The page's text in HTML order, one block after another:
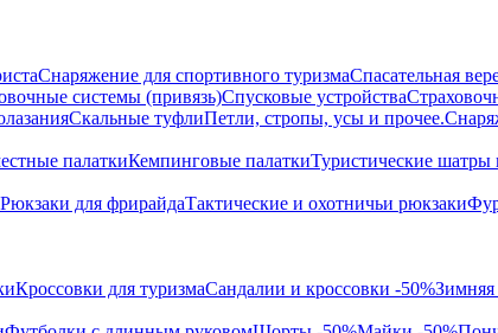
Снаряжение для спортивного туризмаСпасательная
системы (привязь)Спусковые устройства
Скальные туфлиПетли, стропы, усы и прочее.
палаткиКемпинговые палаткиТуристические шатры
Рюкзаки для фрирайдаТактические и охотничьи рюкзаки
Кроссовки для туризмаСандалии и кроссовки -50%Зимняя